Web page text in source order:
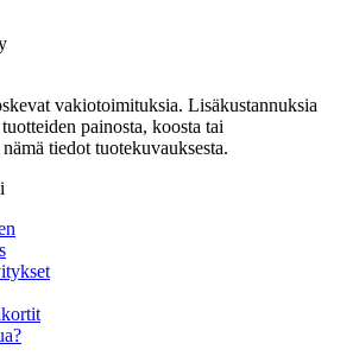
vakiotoimituksia. Lisäkustannuksia
painosta, koosta tai
tiedot tuotekuvauksesta.